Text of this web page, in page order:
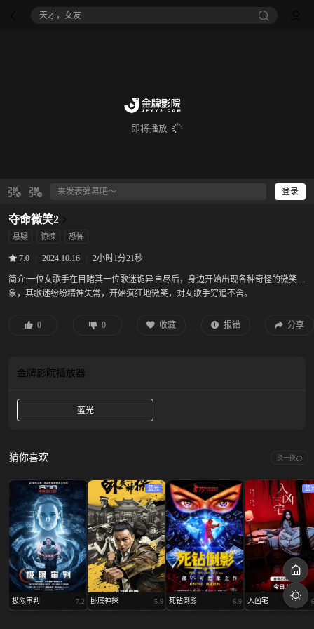
天才，女友
即将播放
登录
夺命微笑2
悬疑 惊悚 恐怖
7.0 2024.10.16 2小时1分21秒
简介:一位女歌手在目睹其一位歌迷诡异自尽后，身边开始出现各种奇怪的微笑现
象，其歌迷纷纷精神失常，开始疯狂地微笑，对女歌手穷追不舍。
0 0 收藏 报错 分享
金牌影院播放器
蓝光
猜你喜欢 换一换
极限审判 7.2
蓝光
卧底神探 5.9 死钻倒影 6.9
蓝
入凶宅